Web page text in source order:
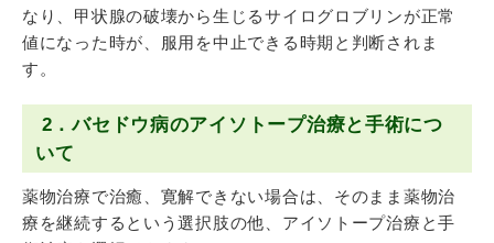
なり、甲状腺の破壊から生じるサイログロブリンが正常
値になった時が、服用を中止できる時期と判断されま
す。
2．バセドウ病のアイソトープ治療と手術につ
いて
薬物治療で治癒、寛解できない場合は、そのまま薬物治
療を継続するという選択肢の他、アイソトープ治療と手